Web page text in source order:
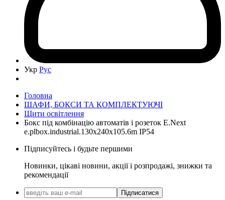
Укр Рус
Головна
ШАФИ, БОКСИ ТА КОМПЛЕКТУЮЧІ
Щити освітлення
Бокс під комбінацію автоматів і розеток E.Next
e.plbox.industrial.130x240x105.6m IP54
Підписуйтесь і будьте першими
Новинки, цікаві новини, акції і розпродажі, знижки та
рекомендації
Підписатися